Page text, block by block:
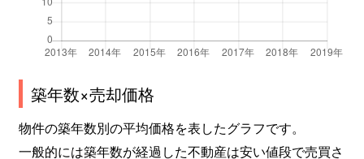
築年数×売却価格
物件の築年数別の平均価格を表したグラフです。
一般的には築年数が経過した不動産は安い値段で売買さ